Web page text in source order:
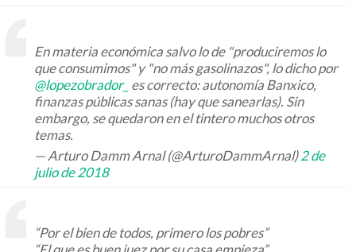
En materia económica salvo lo de "produciremos lo
que consumimos" y "no más gasolinazos", lo dicho por
@lopezobrador_ es correcto: autonomía Banxico,
finanzas públicas sanas (hay que sanearlas). Sin
embargo, se quedaron en el tintero muchos otros
temas.
— Arturo Damm Arnal (@ArturoDammArnal)2 de
julio de 2018
“Por el bien de todos, primero los pobres”